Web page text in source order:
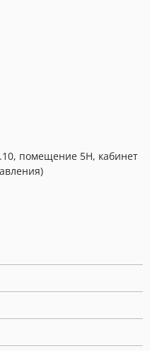
помещение 5Н, кабинет